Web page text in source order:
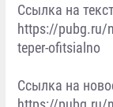
Ссылка на
https://pubg.ru/
teper-ofitsialno
Ссылка на